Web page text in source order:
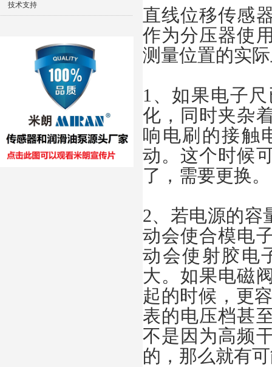
技术支持
直线位移传感
作为分压器使
测量位置的实
1、如果电子
化，同时夹杂
响电刷的接触
动。这个时候
了，需要更换。
2、若电源的容
动会使合模电
动会使射胶电
大。如果电磁
起的时候，更
表的电压档甚
不是因为高频
的，那么就有